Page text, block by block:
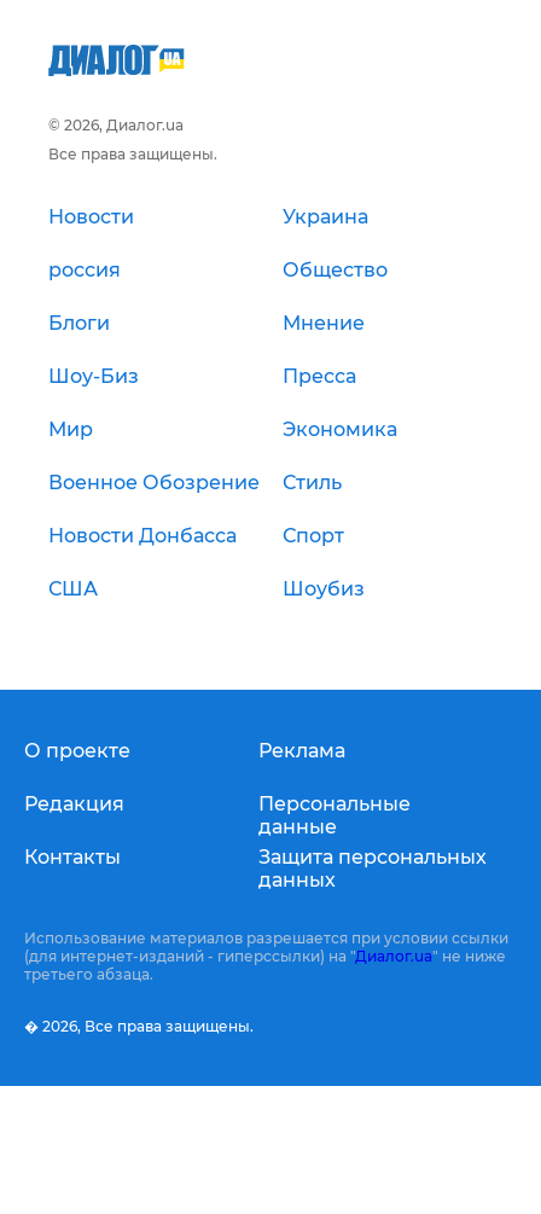
© 2026, Диалог.ua
Все права защищены.
Новости Украина
россия Общество
Блоги Мнение
Шоу-Биз Пресса
Мир Экономика
Военное Обозрение Стиль
Новости Донбасса Спорт
США Шоубиз
О проекте
Редакция
Контакты
Реклама
Персональные
данные
Защита персональных
данных
Использование материалов разрешается при условии ссылки
(для интернет-изданий - гиперссылки) на "Диалог.ua" не ниже
третьего абзаца.
� 2026, Все права защищены.